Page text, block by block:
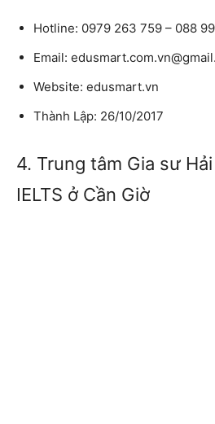
Hotline: 0979 263 759 – 088
Email:
Website: edusmart.vn
Thành Lập: 26/10/2017
4. Trung tâm Gia sư
IELTS ở Cần Giờ